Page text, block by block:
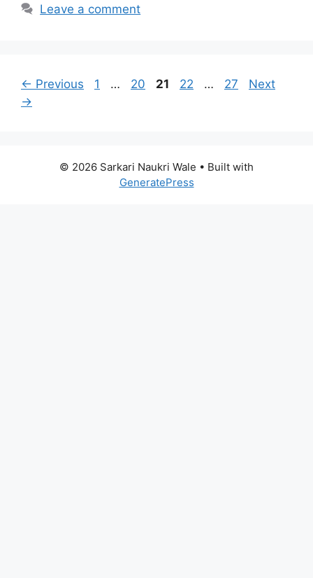
Leave a comment
← Previous Page
1 … Page
20 Page
21 Page
22 … Page
27
Next
→
© 2026 Sarkari Naukri Wale • Built with
GeneratePress